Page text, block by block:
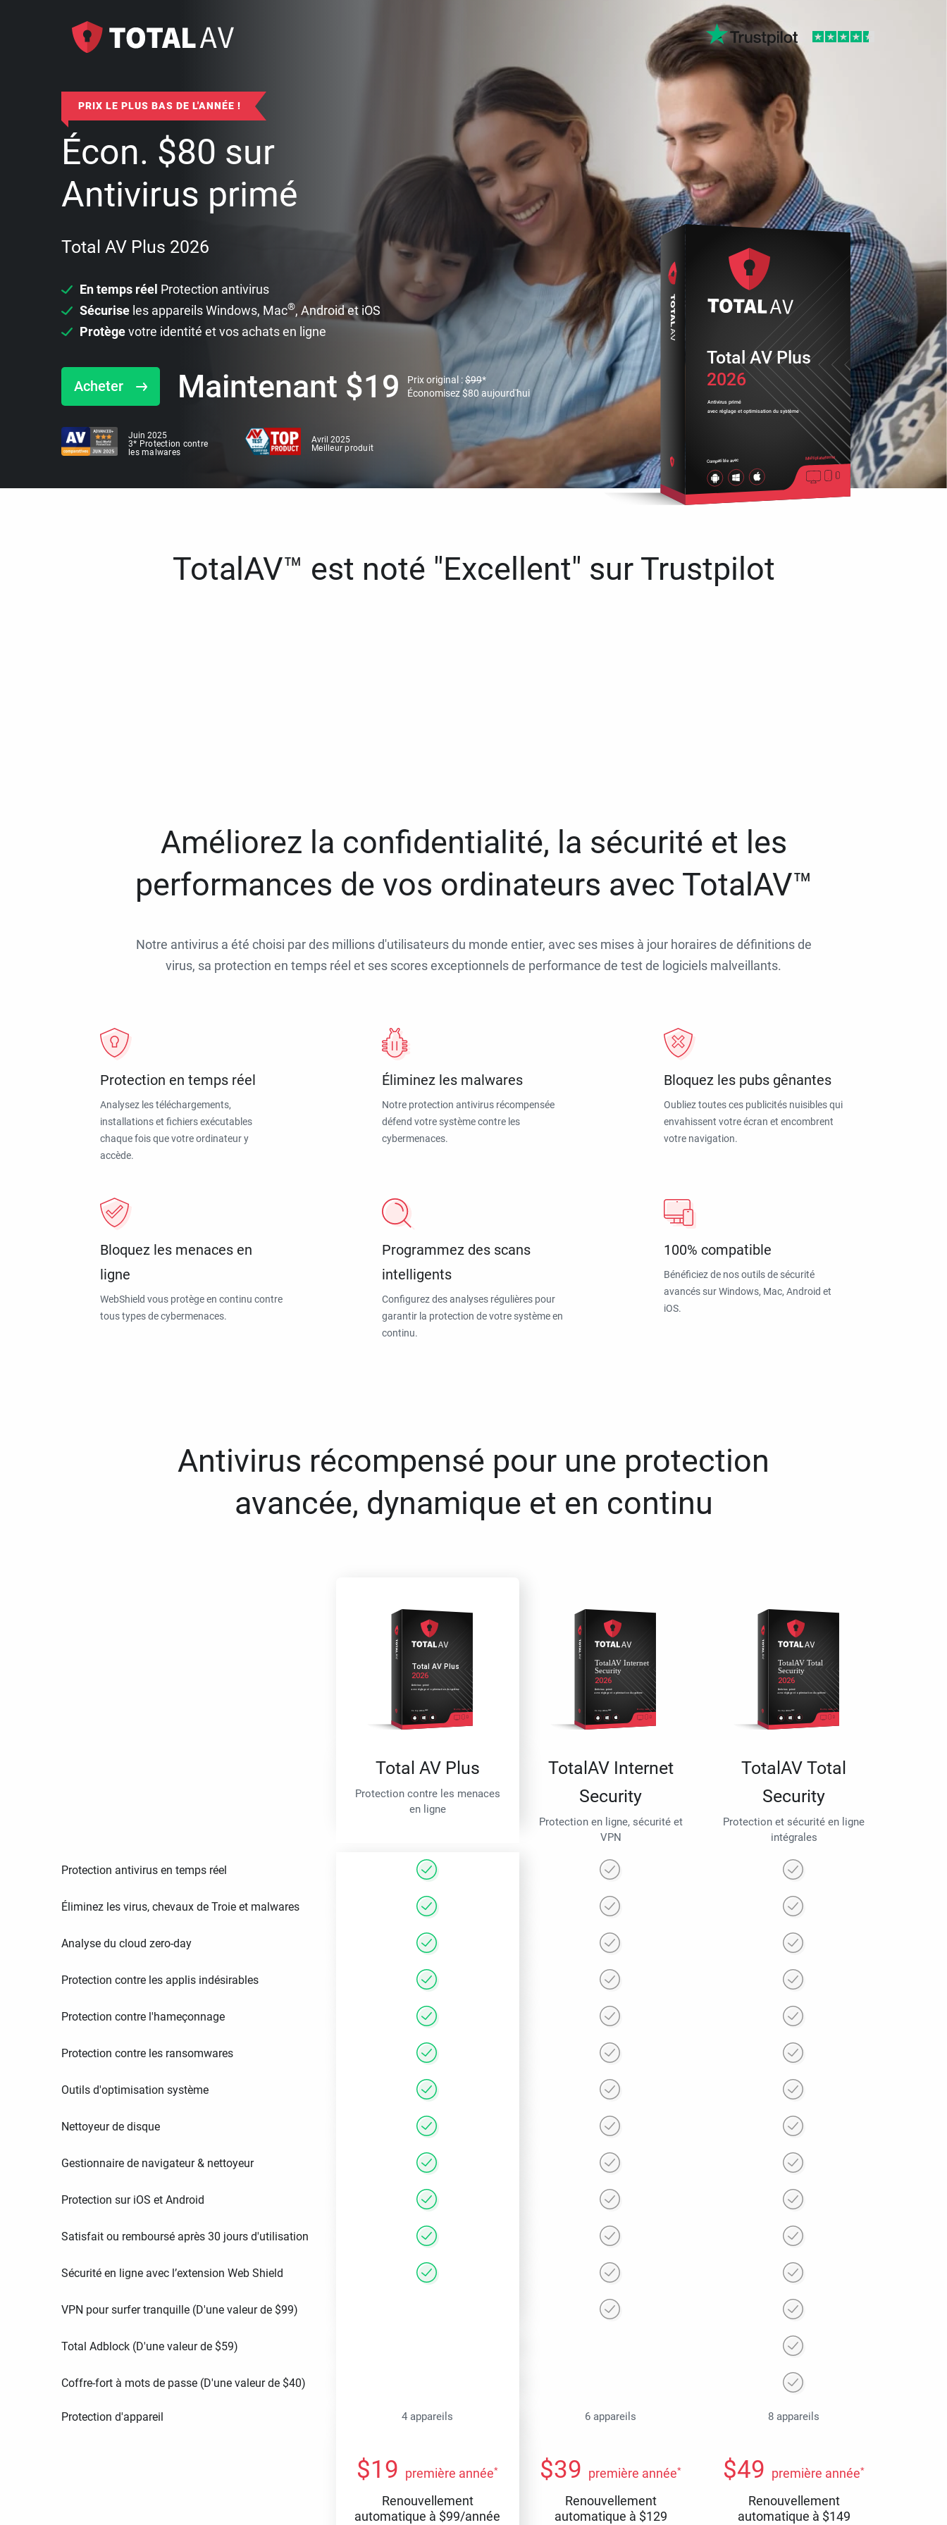
PRIX LE PLUS BAS DE L'ANNÉE !
Écon. $80 sur
Antivirus primé
Total AV Plus 2026
En temps réel Protection antivirus
Sécurise les appareils Windows, Mac®, Android et iOS
Protègevotre identité et vos achats en ligne
Acheter Maintenant $19 Prix original :$99*
Économisez$80 aujourd'hui
Juin 2025
3* Protection contre
les malwares
Avril 2025
Meilleur produit
2026
Antivirus primé
avec réglage et optimisation du système
Compatible avec Multiplateforme
Total AV Plus
TotalAV™ est noté "Excellent" sur Trustpilot
Améliorez la confidentialité, la sécurité et les
performances de vos ordinateurs avec TotalAV™
Notre antivirus a été choisi par des millions d'utilisateurs du monde entier, avec ses mises à jour horaires de définitions de
virus, sa protection en temps réel et ses scores exceptionnels de performance de test de logiciels malveillants.
Protection en temps réel
Analysez les téléchargements,
installations et fichiers exécutables
chaque fois que votre ordinateur y
accède.
Éliminez les malwares
Notre protection antivirus récompensée
défend votre système contre les
cybermenaces.
Bloquez les pubs gênantes
Oubliez toutes ces publicités nuisibles qui
envahissent votre écran et encombrent
votre navigation.
Bloquez les menaces en
ligne
WebShield vous protège en continu contre
tous types de cybermenaces.
Programmez des scans
intelligents
Configurez des analyses régulières pour
garantir la protection de votre système en
continu.
100% compatible
Bénéficiez de nos outils de sécurité
avancés sur Windows, Mac, Android et
iOS.
Antivirus récompensé pour une protection
avancée, dynamique et en continu
Total AV Plus
Protection contre les menaces
en ligne
TotalAV Internet
Security
Protection en ligne, sécurité et
VPN
TotalAV Total
Security
Protection et sécurité en ligne
intégrales
Protection antivirus en temps réel
Éliminez les virus, chevaux de Troie et malwares
Analyse du cloud zero-day
Protection contre les applis indésirables
Protection contre l'hameçonnage
Protection contre les ransomwares
Outils d'optimisation système
Nettoyeur de disque
Gestionnaire de navigateur & nettoyeur
Protection sur iOS et Android
Satisfait ou remboursé après 30 jours d'utilisation
Sécurité en ligne avec l’extension Web Shield
VPN pour surfer tranquille (D'une valeur de $99)
Total Adblock (D'une valeur de $59)
Coffre-fort à mots de passe (D'une valeur de $40)
Protection d'appareil 4 appareils 6 appareils 8 appareils
$19 première année*
Renouvellement
automatique à $99/année
$39 première année*
Renouvellement
automatique à $129
$49 première année*
Renouvellement
automatique à $149